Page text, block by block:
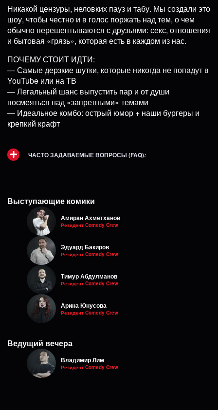
Никакой цензуры, неловких пауз и табу. Мы создали это
шоу, чтобы честно и в голос поржать над тем, о чем
обычно перешептываются с друзьями: секс, отношения
и бытовая «грязь», которая есть в каждом из нас.
ПОЧЕМУ СТОИТ ИДТИ:
— Самые дерзкие шутки, которые никогда не попадут в
YouTube или на ТВ
— Легальный шанс выпустить пар и от души
посмеяться над «запретными» темами
— Идеальное комбо: острый юмор + наши бургеры и
крепкий крафт
ЧАСТО ЗАДАВАЕМЫЕ ВОПРОСЫ (FAQ):
Выступающие комики
Амиран Ахметханов
Резидент Comedy Crew
Эдуард Бакиров
Резидент Comedy Crew
Тимур Абдулманов
Резидент Comedy Crew
Арина Юнусова
Резидент Comedy Crew
Ведущий вечера
Владимир Лим
Резидент Comedy Crew